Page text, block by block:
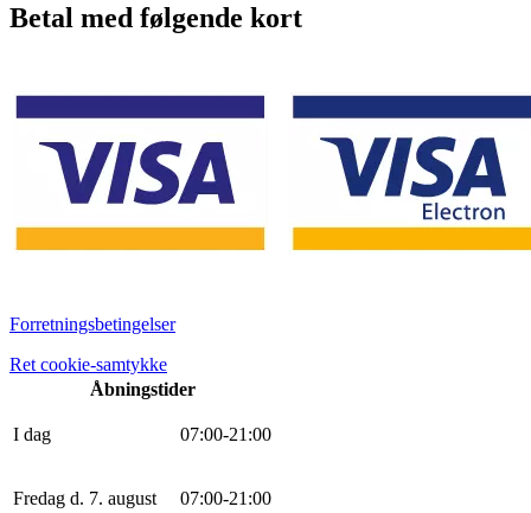
Betal med følgende kort
Forretningsbetingelser
Ret cookie-samtykke
Åbningstider
I dag 07:00-21 :00
Fredag d. 7. august 07:00-21 :00